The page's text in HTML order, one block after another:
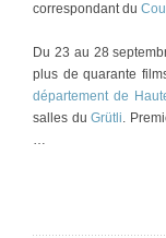
correspondant du
Du 23 au 28
plus de quarante
département de
salles duGrütli.
…